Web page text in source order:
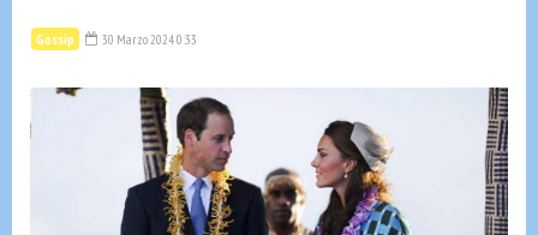
g
t
t
i
o
n
Gossip 30 Marzo 2024 0:33